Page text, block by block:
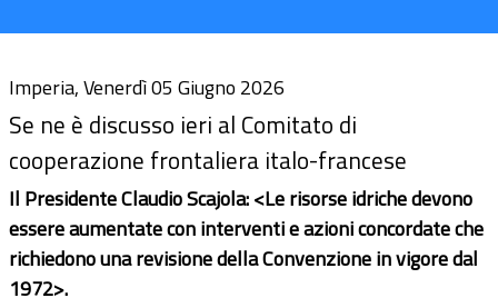
Imperia, Venerdì 05 Giugno 2026
Se ne è discusso ieri al Comitato di
cooperazione frontaliera italo-francese
Il Presidente Claudio Scajola: <Le risorse idriche devono
essere aumentate con interventi e azioni concordate che
richiedono una revisione della Convenzione in vigore dal
1972>.